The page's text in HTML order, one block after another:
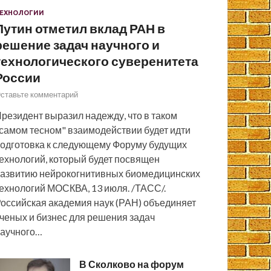
отметил вклад РАН в
задач научного и
суверенитета
комментарий
выразил надежду, что в таком
тесном" взаимодействии будет идти
к следующему Форуму будущих
который будет посвящен
нейрокогнитивных биомедицинских
МОСКВА, 13 июля. /ТАСС/.
академия наук (РАН) объединяет
и бизнес для решения задач
В Сколково на форум